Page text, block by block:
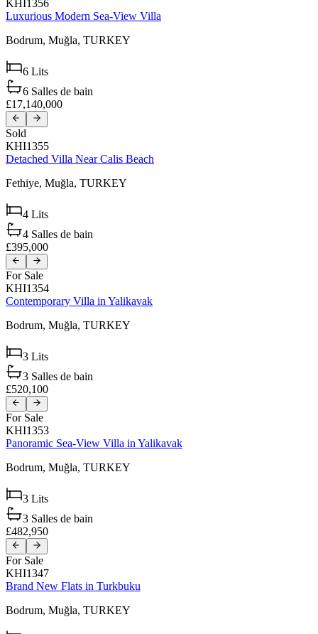
KHI1356
Luxurious Modern Sea-View Villa
Bodrum, Muğla, TURKEY
6 Lits
6 Salles de bain
£17,140,000
Sold
KHI1355
Detached Villa Near Calis Beach
Fethiye, Muğla, TURKEY
4 Lits
4 Salles de bain
£395,000
For Sale
KHI1354
Contemporary Villa in Yalikavak
Bodrum, Muğla, TURKEY
3 Lits
3 Salles de bain
£520,100
For Sale
KHI1353
Panoramic Sea-View Villa in Yalikavak
Bodrum, Muğla, TURKEY
3 Lits
3 Salles de bain
£482,950
For Sale
KHI1347
Brand New Flats in Turkbuku
Bodrum, Muğla, TURKEY